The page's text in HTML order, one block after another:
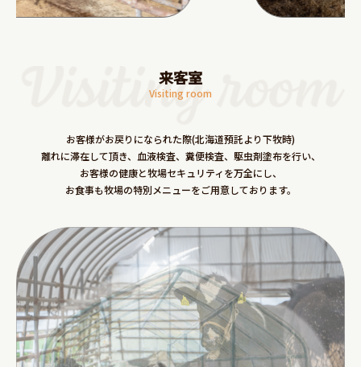
来客室
Visiting room
お客様がお戻りになられた際(北海道預託より下牧時)
離れに滞在して頂き、血液検査、糞便検査、駆虫剤塗布を行い、
お客様の健康と牧場セキュリティを万全にし、
お食事も牧場の特別メニューをご用意しております。